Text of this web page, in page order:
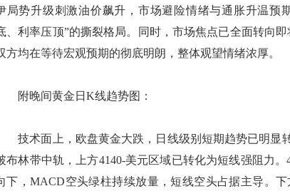
局势升级刺激油价飙升，市场避险情绪与通胀升温预
、利率压顶”的撕裂格局。同时，市场焦点已全面转向
方均在等待宏观预期的彻底明朗，整体观望情绪浓厚。
附晚间黄金日K线趋势图：
技术面上，欧盘黄金大跌，日线级别短期趋势已明显
布林带中轨，上方4140-美元区域已转化为短线强阻力
下，MACD空头绿柱持续放量，短线空头占据主导。下